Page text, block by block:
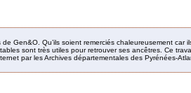
Gen&O. Qu’ils soient remerciés chaleureusement car
sont très utiles pour retrouver ses ancêtres. Ce
par les Archives départementales des Pyrénées-